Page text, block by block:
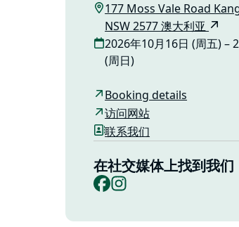
177 Moss Vale Road
NSW 2577 澳大利亚
2026年10月16日 (周五) –
(周日)
Booking details
访问网站
联系我们
在社交媒体上找到我们
Facebook